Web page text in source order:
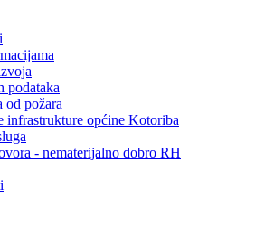
podataka
od požara
infrastrukture općine Kotoriba
- nematerijalno dobro RH